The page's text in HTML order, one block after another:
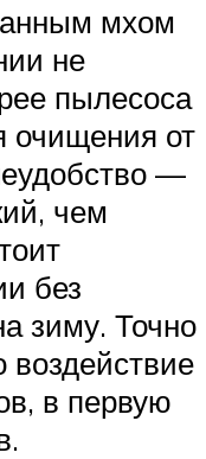
мхом
не
пылесоса
очищения от
—
чем
без
зиму. Точно
воздействие
в первую